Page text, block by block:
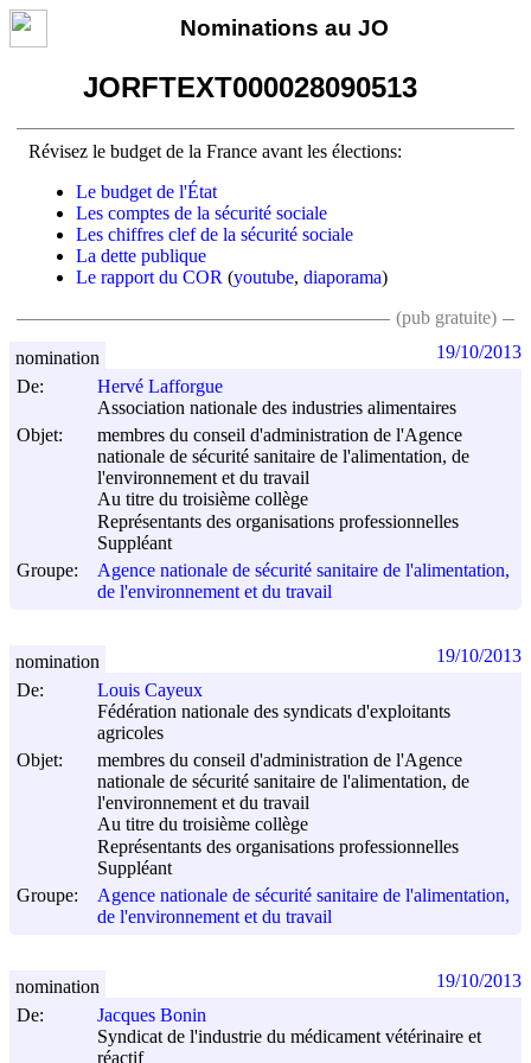
Nominations au JO
JORFTEXT000028090513
Révisez le budget de la France avant les élections:
Le budget de l'État
Les comptes de la sécurité sociale
Les chiffres clef de la sécurité sociale
La dette publique
Le rapport du COR (youtube, diaporama)
(pub gratuite)
De:
Hervé Lafforgue
Association nationale des industries alimentaires
Objet:
membres du conseil d'administration de l'Agence
nationale de sécurité sanitaire de l'alimentation, de
l'environnement et du travail
Au titre du troisième collège
Représentants des organisations professionnelles
Suppléant
Groupe:
Agence nationale de sécurité sanitaire de l'alimentation,
de l'environnement et du travail
nomination 19/10/2013
De:
Louis Cayeux
Fédération nationale des syndicats d'exploitants
agricoles
Objet:
membres du conseil d'administration de l'Agence
nationale de sécurité sanitaire de l'alimentation, de
l'environnement et du travail
Au titre du troisième collège
Représentants des organisations professionnelles
Suppléant
Groupe:
Agence nationale de sécurité sanitaire de l'alimentation,
de l'environnement et du travail
nomination 19/10/2013
De:
Jacques Bonin
Syndicat de l'industrie du médicament vétérinaire et
réactif
nomination 19/10/2013